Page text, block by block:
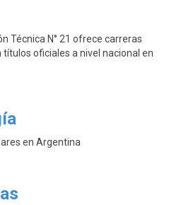
Técnica N° 21 ofrece carreras
oficiales a nivel nacional en
en Argentina